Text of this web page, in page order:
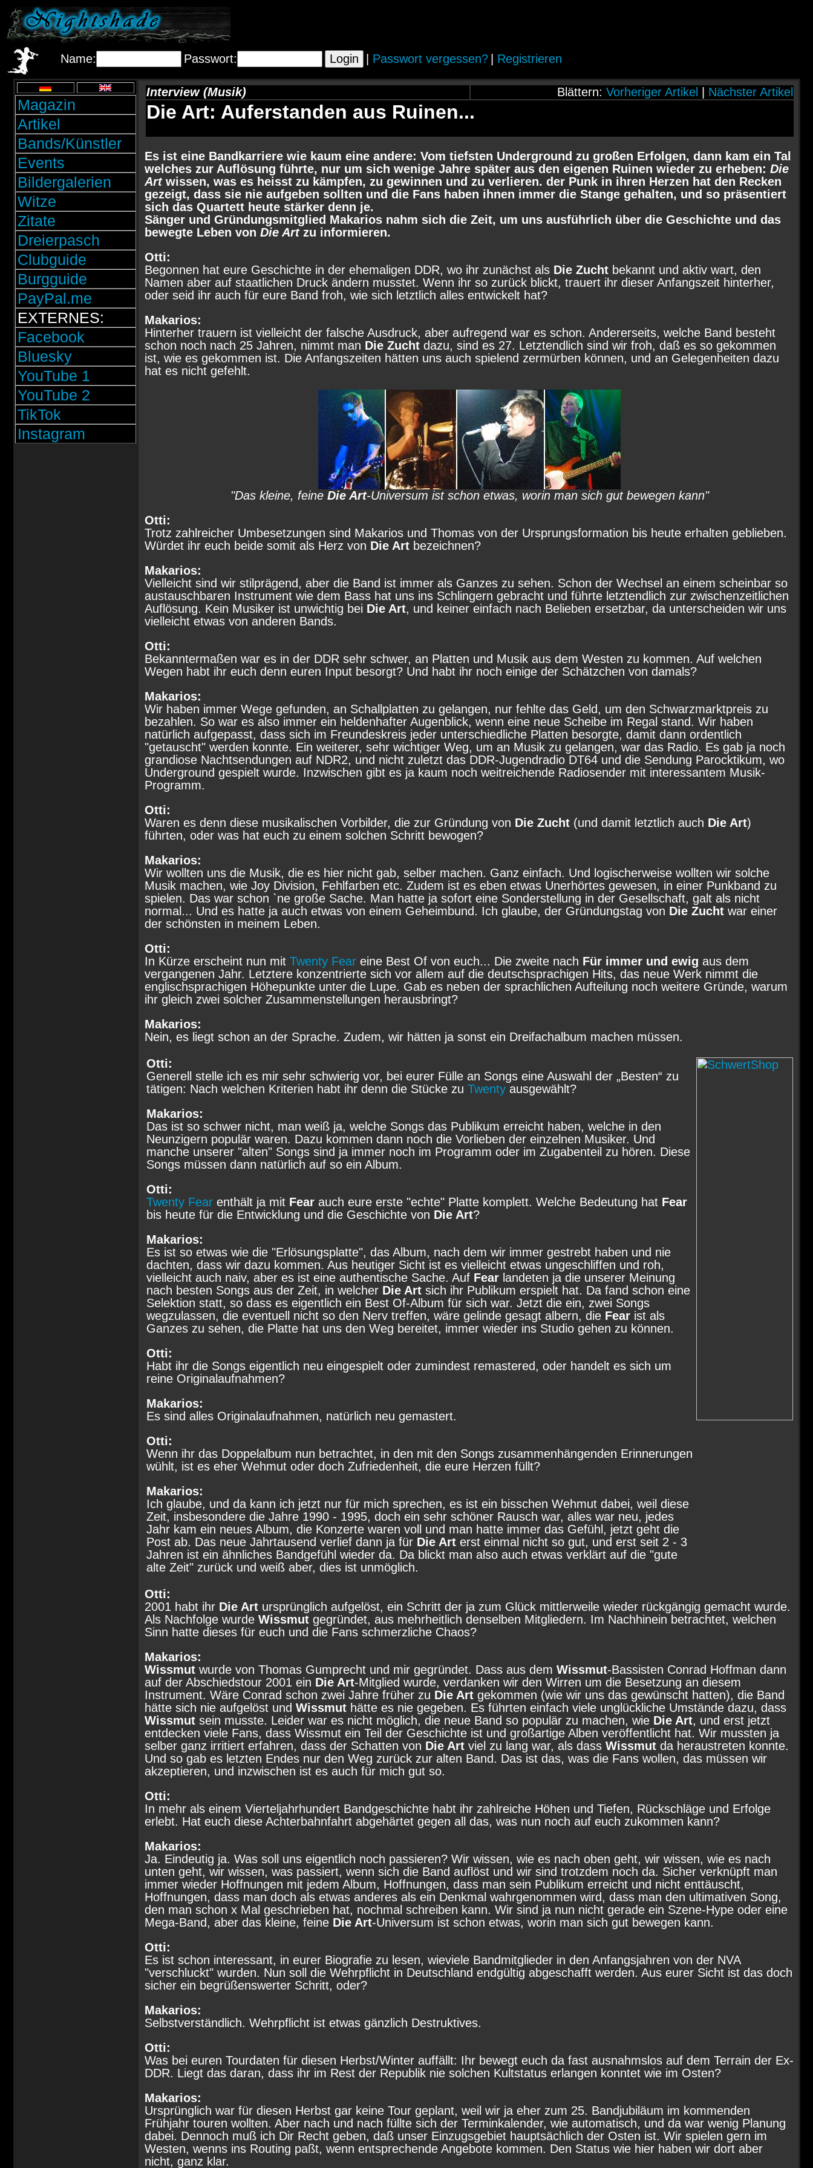
Name: Passwort: Passwort vergessen? Registrieren
Magazin
Artikel
Bands/Künstler
Events
Bildergalerien
Witze
Zitate
Dreierpasch
Clubguide
Burgguide
PayPal.me
EXTERNES:
Facebook
Bluesky
YouTube 1
YouTube 2
TikTok
Instagram
Interview (Musik) Blättern: Vorheriger Artikel Nächster Artikel
Die Art: Auferstanden aus Ruinen...
Es ist eine Bandkarriere wie kaum eine andere: Vom tiefsten Underground zu großen Erfolgen, dann kam ein Tal
welches zur Auflösung führte, nur um sich wenige Jahre später aus den eigenen Ruinen wieder zu erheben: Die
Artwissen, was es heisst zu kämpfen, zu gewinnen und zu verlieren. der Punk in ihren Herzen hat den Recken
gezeigt, dass sie nie aufgeben sollten und die Fans haben ihnen immer die Stange gehalten, und so präsentiert
sich das Quartett heute stärker denn je.
Sänger und Gründungsmitglied Makarios nahm sich die Zeit, um uns ausführlich über die Geschichte und das
bewegte Leben von Die Artzu informieren.
Otti:
Begonnen hat eure Geschichte in der ehemaligen DDR, wo ihr zunächst als Die Zuchtbekannt und aktiv wart, den
Namen aber auf staatlichen Druck ändern musstet. Wenn ihr so zurück blickt, trauert ihr dieser Anfangszeit hinterher,
oder seid ihr auch für eure Band froh, wie sich letztlich alles entwickelt hat?
Makarios:
Hinterher trauern ist vielleicht der falsche Ausdruck, aber aufregend war es schon. Andererseits, welche Band besteht
schon noch nach 25 Jahren, nimmt man Die Zuchtdazu, sind es 27. Letztendlich sind wir froh, daß es so gekommen
ist, wie es gekommen ist. Die Anfangszeiten hätten uns auch spielend zermürben können, und an Gelegenheiten dazu
hat es nicht gefehlt.
"Das kleine, feine Die Art-Universum ist schon etwas, worin man sich gut bewegen kann"
Otti:
Trotz zahlreicher Umbesetzungen sind Makarios und Thomas von der Ursprungsformation bis heute erhalten geblieben.
Würdet ihr euch beide somit als Herz von Die Artbezeichnen?
Makarios:
Vielleicht sind wir stilprägend, aber die Band ist immer als Ganzes zu sehen. Schon der Wechsel an einem scheinbar so
austauschbaren Instrument wie dem Bass hat uns ins Schlingern gebracht und führte letztendlich zur zwischenzeitlichen
Auflösung. Kein Musiker ist unwichtig bei Die Art, und keiner einfach nach Belieben ersetzbar, da unterscheiden wir uns
vielleicht etwas von anderen Bands.
Otti:
Bekanntermaßen war es in der DDR sehr schwer, an Platten und Musik aus dem Westen zu kommen. Auf welchen
Wegen habt ihr euch denn euren Input besorgt? Und habt ihr noch einige der Schätzchen von damals?
Makarios:
Wir haben immer Wege gefunden, an Schallplatten zu gelangen, nur fehlte das Geld, um den Schwarzmarktpreis zu
bezahlen. So war es also immer ein heldenhafter Augenblick, wenn eine neue Scheibe im Regal stand. Wir haben
natürlich aufgepasst, dass sich im Freundeskreis jeder unterschiedliche Platten besorgte, damit dann ordentlich
"getauscht" werden konnte. Ein weiterer, sehr wichtiger Weg, um an Musik zu gelangen, war das Radio. Es gab ja noch
grandiose Nachtsendungen auf NDR2, und nicht zuletzt das DDR-Jugendradio DT64 und die Sendung Parocktikum, wo
Underground gespielt wurde. Inzwischen gibt es ja kaum noch weitreichende Radiosender mit interessantem Musik-
Programm.
Otti:
Waren es denn diese musikalischen Vorbilder, die zur Gründung von Die Zucht(und damit letztlich auch Die Art)
führten, oder was hat euch zu einem solchen Schritt bewogen?
Makarios:
Wir wollten uns die Musik, die es hier nicht gab, selber machen. Ganz einfach. Und logischerweise wollten wir solche
Musik machen, wie Joy Division, Fehlfarben etc. Zudem ist es eben etwas Unerhörtes gewesen, in einer Punkband zu
spielen. Das war schon `ne große Sache. Man hatte ja sofort eine Sonderstellung in der Gesellschaft, galt als nicht
normal... Und es hatte ja auch etwas von einem Geheimbund. Ich glaube, der Gründungstag von Die Zuchtwar einer
der schönsten in meinem Leben.
Otti:
In Kürze erscheint nun mit Twenty Feareine Best Of von euch... Die zweite nach Für immer und ewig aus dem
vergangenen Jahr. Letztere konzentrierte sich vor allem auf die deutschsprachigen Hits, das neue Werk nimmt die
englischsprachigen Höhepunkte unter die Lupe. Gab es neben der sprachlichen Aufteilung noch weitere Gründe, warum
ihr gleich zwei solcher Zusammenstellungen herausbringt?
Makarios:
Nein, es liegt schon an der Sprache. Zudem, wir hätten ja sonst ein Dreifachalbum machen müssen.
Otti:
Generell stelle ich es mir sehr schwierig vor, bei eurer Fülle an Songs eine Auswahl der „Besten“ zu
tätigen: Nach welchen Kriterien habt ihr denn die Stücke zu Twentyausgewählt?
Makarios:
Das ist so schwer nicht, man weiß ja, welche Songs das Publikum erreicht haben, welche in den
Neunzigern populär waren. Dazu kommen dann noch die Vorlieben der einzelnen Musiker. Und
manche unserer "alten" Songs sind ja immer noch im Programm oder im Zugabenteil zu hören. Diese
Songs müssen dann natürlich auf so ein Album.
Otti:
Twenty Fearenthält ja mit Fearauch eure erste "echte" Platte komplett. Welche Bedeutung hat Fear
bis heute für die Entwicklung und die Geschichte von Die Art?
Makarios:
Es ist so etwas wie die "Erlösungsplatte", das Album, nach dem wir immer gestrebt haben und nie
dachten, dass wir dazu kommen. Aus heutiger Sicht ist es vielleicht etwas ungeschliffen und roh,
vielleicht auch naiv, aber es ist eine authentische Sache. Auf Fearlandeten ja die unserer Meinung
nach besten Songs aus der Zeit, in welcher Die Artsich ihr Publikum erspielt hat. Da fand schon eine
Selektion statt, so dass es eigentlich ein Best Of-Album für sich war. Jetzt die ein, zwei Songs
wegzulassen, die eventuell nicht so den Nerv treffen, wäre gelinde gesagt albern, die Fearist als
Ganzes zu sehen, die Platte hat uns den Weg bereitet, immer wieder ins Studio gehen zu können.
Otti:
Habt ihr die Songs eigentlich neu eingespielt oder zumindest remastered, oder handelt es sich um
reine Originalaufnahmen?
Makarios:
Es sind alles Originalaufnahmen, natürlich neu gemastert.
Otti:
Wenn ihr das Doppelalbum nun betrachtet, in den mit den Songs zusammenhängenden Erinnerungen
wühlt, ist es eher Wehmut oder doch Zufriedenheit, die eure Herzen füllt?
Makarios:
Ich glaube, und da kann ich jetzt nur für mich sprechen, es ist ein bisschen Wehmut dabei, weil diese
Zeit, insbesondere die Jahre 1990 - 1995, doch ein sehr schöner Rausch war, alles war neu, jedes
Jahr kam ein neues Album, die Konzerte waren voll und man hatte immer das Gefühl, jetzt geht die
Post ab. Das neue Jahrtausend verlief dann ja für Die Arterst einmal nicht so gut, und erst seit 2 - 3
Jahren ist ein ähnliches Bandgefühl wieder da. Da blickt man also auch etwas verklärt auf die "gute
alte Zeit" zurück und weiß aber, dies ist unmöglich.
Otti:
2001 habt ihr Die Artursprünglich aufgelöst, ein Schritt der ja zum Glück mittlerweile wieder rückgängig gemacht wurde.
Als Nachfolge wurde Wissmutgegründet, aus mehrheitlich denselben Mitgliedern. Im Nachhinein betrachtet, welchen
Sinn hatte dieses für euch und die Fans schmerzliche Chaos?
Makarios:
Wissmutwurde von Thomas Gumprecht und mir gegründet. Dass aus dem Wissmut-Bassisten Conrad Hoffman dann
auf der Abschiedstour 2001 ein Die Art-Mitglied wurde, verdanken wir den Wirren um die Besetzung an diesem
Instrument. Wäre Conrad schon zwei Jahre früher zu Die Artgekommen (wie wir uns das gewünscht hatten), die Band
hätte sich nie aufgelöst und Wissmuthätte es nie gegeben. Es führten einfach viele unglückliche Umstände dazu, dass
Wissmutsein musste. Leider war es nicht möglich, die neue Band so populär zu machen, wie Die Art, und erst jetzt
entdecken viele Fans, dass Wissmut ein Teil der Geschichte ist und großartige Alben veröffentlicht hat. Wir mussten ja
selber ganz irritiert erfahren, dass der Schatten von Die Artviel zu lang war, als dass Wissmutda heraustreten konnte.
Und so gab es letzten Endes nur den Weg zurück zur alten Band. Das ist das, was die Fans wollen, das müssen wir
akzeptieren, und inzwischen ist es auch für mich gut so.
Otti:
In mehr als einem Vierteljahrhundert Bandgeschichte habt ihr zahlreiche Höhen und Tiefen, Rückschläge und Erfolge
erlebt. Hat euch diese Achterbahnfahrt abgehärtet gegen all das, was nun noch auf euch zukommen kann?
Makarios:
Ja. Eindeutig ja. Was soll uns eigentlich noch passieren? Wir wissen, wie es nach oben geht, wir wissen, wie es nach
unten geht, wir wissen, was passiert, wenn sich die Band auflöst und wir sind trotzdem noch da. Sicher verknüpft man
immer wieder Hoffnungen mit jedem Album, Hoffnungen, dass man sein Publikum erreicht und nicht enttäuscht,
Hoffnungen, dass man doch als etwas anderes als ein Denkmal wahrgenommen wird, dass man den ultimativen Song,
den man schon x Mal geschrieben hat, nochmal schreiben kann. Wir sind ja nun nicht gerade ein Szene-Hype oder eine
Mega-Band, aber das kleine, feine Die Art-Universum ist schon etwas, worin man sich gut bewegen kann.
Otti:
Es ist schon interessant, in eurer Biografie zu lesen, wieviele Bandmitglieder in den Anfangsjahren von der NVA
"verschluckt" wurden. Nun soll die Wehrpflicht in Deutschland endgültig abgeschafft werden. Aus eurer Sicht ist das doch
sicher ein begrüßenswerter Schritt, oder?
Makarios:
Selbstverständlich. Wehrpflicht ist etwas gänzlich Destruktives.
Otti:
Was bei euren Tourdaten für diesen Herbst/Winter auffällt: Ihr bewegt euch da fast ausnahmslos auf dem Terrain der Ex-
DDR. Liegt das daran, dass ihr im Rest der Republik nie solchen Kultstatus erlangen konntet wie im Osten?
Makarios:
Ursprünglich war für diesen Herbst gar keine Tour geplant, weil wir ja eher zum 25. Bandjubiläum im kommenden
Frühjahr touren wollten. Aber nach und nach füllte sich der Terminkalender, wie automatisch, und da war wenig Planung
dabei. Dennoch muß ich Dir Recht geben, daß unser Einzugsgebiet hauptsächlich der Osten ist. Wir spielen gern im
Westen, wenns ins Routing paßt, wenn entsprechende Angebote kommen. Den Status wie hier haben wir dort aber
nicht, ganz klar.